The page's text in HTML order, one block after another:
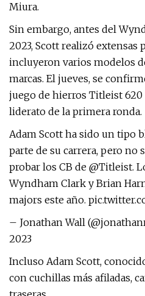
Miura.
Sin embargo, antes del
2023, Scott realizó extensas
incluyeron varios modelos
marcas. El jueves, se
juego de hierros Titleist 620
liderato de la primera ronda.
Adam Scott ha sido un tipo
parte de su carrera, pero no
probar los CB de @Titleist.
Wyndham Clark y Brian
majors este año.
– Jonathan Wall
2023
Incluso Adam Scott,
con cuchillas más afiladas,